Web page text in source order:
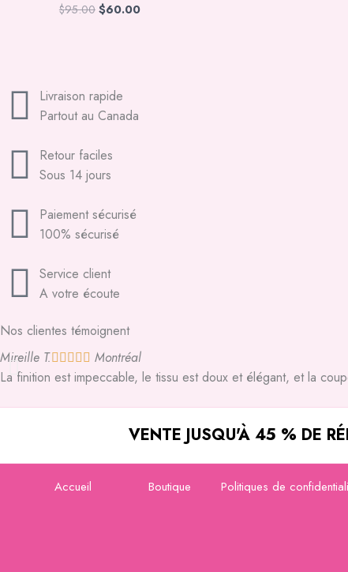
$95.00 $60.00
Livraison rapide
Partout au Canada
Retour faciles
Sous 14 jours
Paiement sécurisé
100% sécurisé
Service client
A votre écoute
Nos clientes témoignent
Mireille T.     Montréal
La finition est impeccable, le tissu est doux et élégant, et la
VENTE JUSQU'À 45 % DE
Accueil Boutique Politiques de